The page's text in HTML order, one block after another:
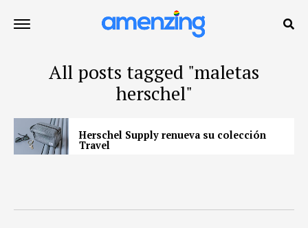
All posts tagged "maletas
herschel"
Herschel Supply renueva su colección
Travel